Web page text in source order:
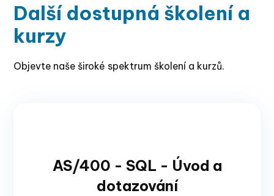
Další dostupná školení a
kurzy
Objevte naše široké spektrum školení a kurzů.
AS/400 - SQL - Úvod a
dotazování